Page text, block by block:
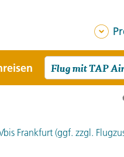
Frankfurt (ggf. zzgl.